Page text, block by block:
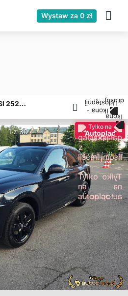
Wystaw za 0 zł
Audi Q5 II/FY 2.0 TFSI 252KM Quattro Sport S tronic
1 z 30
Tylko na
Autoplac